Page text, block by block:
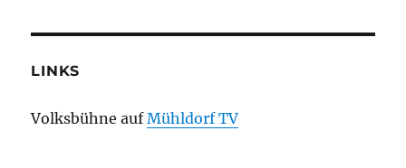
LINKS
Volksbühne aufMühldorf TV